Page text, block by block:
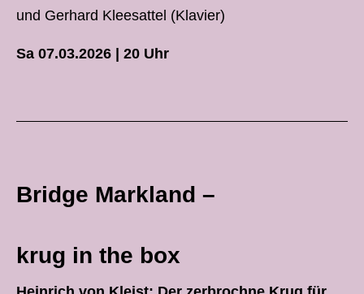
und Gerhard Kleesattel (Klavier)
Sa 07.03.2026 | 20 Uhr
Bridge Markland –
krug in the box